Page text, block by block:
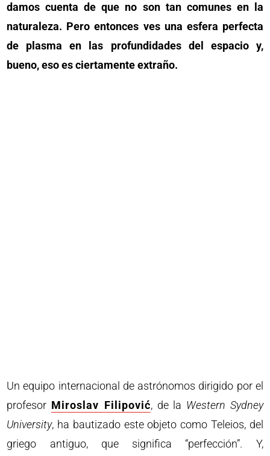
damos cuenta de que no son tan comunes en la
naturaleza. Pero entonces ves una esfera perfecta
de plasma en las profundidades del espacio y,
bueno, eso es ciertamente extraño.
Un equipo internacional de astrónomos dirigido por el
profesor Miroslav Filipović, de la Western Sydney
University, ha bautizado este objeto como Teleios, del
griego antiguo, que significa “perfección”. Y,